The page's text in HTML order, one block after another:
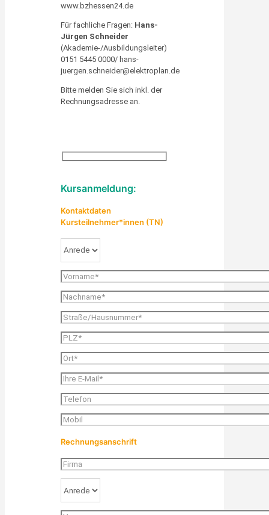
www.bzhessen24.de
Für fachliche Fragen: Hans-
Jürgen Schneider
(Akademie-/Ausbildungsleiter)
0151 5445 0000/ hans-
juergen.schneider@elektroplan.de
Bitte melden Sie sich inkl. der
Rechnungsadresse an.
Kursanmeldung:
Kontaktdaten
Kursteilnehmer*innen (TN)
Rechnungsanschrift